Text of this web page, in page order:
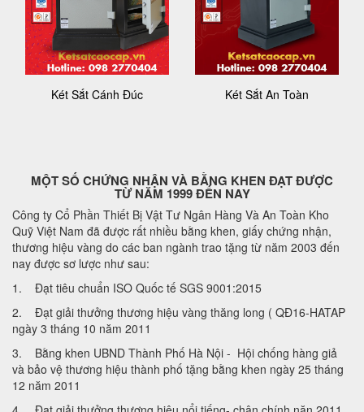
Két Sắt Cánh Đúc Két Sắt An Toàn
MỘT SỐ CHỨNG NHẬN VÀ BẰNG KHEN ĐẠT ĐƯỢC
TỪ NĂM 1999 ĐẾN NAY
Công ty Cổ Phần Thiết Bị Vật Tư Ngân Hàng Và An Toàn Kho
Quỹ Việt Nam đã được rất nhiều bằng khen, giấy chứng nhận,
thương hiệu vàng do các ban ngành trao tặng từ năm 2003 đến
nay được sơ lược như sau:
1. Đạt tiêu chuẩn ISO Quốc tế SGS 9001:2015
2. Đạt giải thưởng thương hiệu vàng thăng long ( QĐ16-HATAP
ngày 3 tháng 10 năm 2011
3. Bằng khen UBND Thành Phố Hà Nội - Hội chống hàng giả
và bảo vệ thương hiệu thành phố tặng bằng khen ngày 25 tháng
12 năm 2011